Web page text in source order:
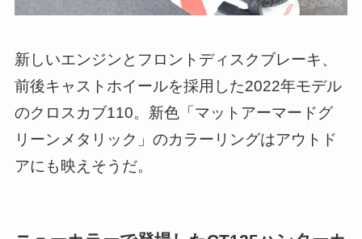
新しいエンジンとフロントディスクブレーキ、
前後キャストホイールを採用した2022年モデル
のクロスカブ110。新色「マットアーマードグ
リーンメタリック」のカラーリングはアウトド
アにも映えそうだ。